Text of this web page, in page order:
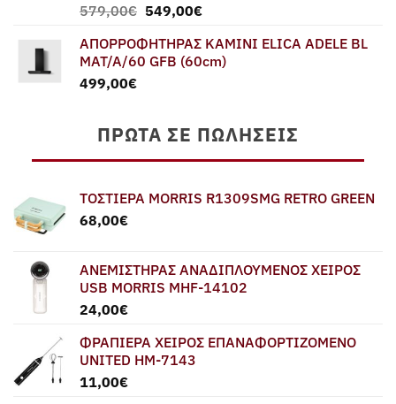
579,00€ Original
was:
579,00€.
549,00€Η
τιμή
είναι:
ΑΠΟΡΡΟΦΗΤΗΡΑΣ ΚΑΜΙΝΙ ELICA ADELE BL
MAT/A/60 GFB (60cm)
499,00€
ΠΡΏΤΑ ΣΕ ΠΩΛΉΣΕΙΣ
ΤΟΣΤΙΕΡΑ MORRIS R1309SMG RETRO GREEN
68,00€
ΑΝΕΜΙΣΤΗΡΑΣ ΑΝΑΔΙΠΛΟΥΜΕΝΟΣ ΧΕΙΡΟΣ
USB MORRIS MHF-14102
24,00€
ΦΡΑΠΙΕΡΑ ΧΕΙΡΟΣ ΕΠΑΝΑΦΟΡΤΙΖΟΜΕΝΟ
UNITED HM-7143
11,00€